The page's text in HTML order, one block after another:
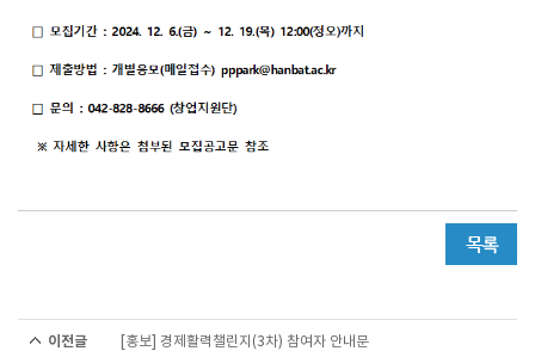
이전글 [홍보] 경제활력챌린지(3차) 참여자 안내문